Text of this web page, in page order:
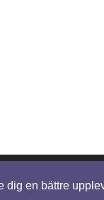
dig en bättre